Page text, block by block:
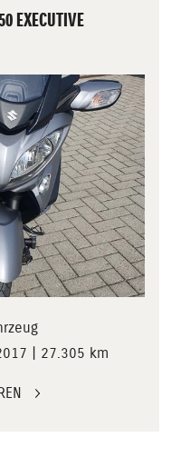
EXECUTIVE
| 27.305 km